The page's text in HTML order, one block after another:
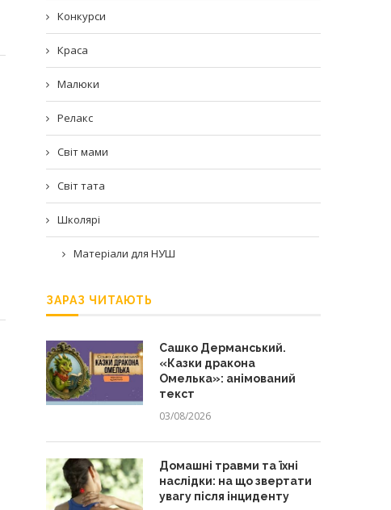
Конкурси
Краса
Малюки
Релакс
Світ мами
Світ тата
Школярі
Матеріали для НУШ
ЗАРАЗ ЧИТАЮТЬ
Сашко Дерманський.
«Казки дракона
Омелька»: анімований
текст
03/08/2026
Домашні травми та їхні
наслідки: на що звертати
увагу після інциденту